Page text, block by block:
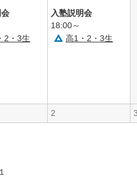
会
2・3生
入塾説明会
18:00～
高1・2・3生
2 3